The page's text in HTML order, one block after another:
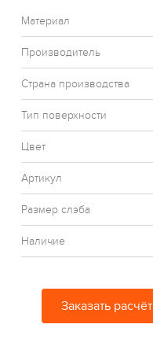
Материал
Производитель
Страна производства
Тип поверхности
Цвет
Артикул
Размер слэба
Наличие
Заказать расчёт